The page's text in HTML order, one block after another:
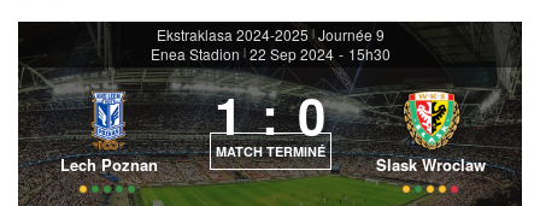
Ekstraklasa 2024-2025 | Journée 9
Enea Stadion | 22 Sep 2024 - 15h30
Lech Poznan
1 : 0
MATCH TERMINÉ
Slask Wroclaw